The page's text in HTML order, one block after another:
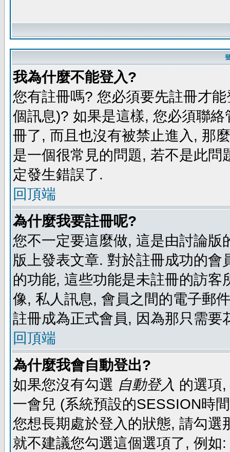
我為什麼不能登入?
您有註冊嗎? 您必須要先註冊才
個訊息)? 如果是這樣, 您必須聯
冊了, 而且也沒有被禁止進入, 那
是一個很常見的問題, 若不是此
定發生錯誤了.
回頂端
為什麼我要註冊呢?
您不一定要這麼做, 這是由討論
版上發表文章. 對於註冊成功的
的功能, 這些功能是未註冊的訪
像, 私人訊息, 會員之間的電子郵
註冊成為正式會員, 因為那只需要
回頂端
為什麼我會自動登出?
如果您沒有勾選 自動登入 的選項
一會兒 (系統預設的SESSION時
您想長期處於登入的狀態, 請勾
就不建議您勾選這個選項了, 例